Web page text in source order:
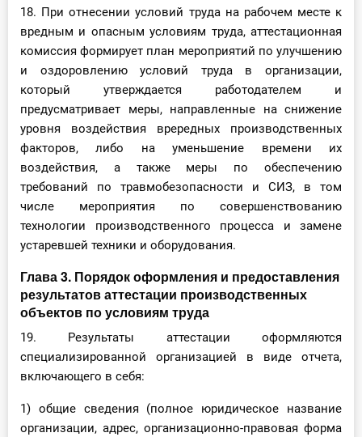
18. При отнесении условий труда на рабочем месте к
вредным и опасным условиям труда, аттестационная
комиссия формирует план мероприятий по улучшению
и оздоровлению условий труда в организации,
который утверждается работодателем и
предусматривает меры, направленные на снижение
уровня воздействия врередных производственных
факторов, либо на уменьшение времени их
воздействия, а также меры по обеспечению
требований по травмобезопасности и СИЗ, в том
числе мероприятия по совершенствованию
технологии производственного процесса и замене
устаревшей техники и оборудования.
Глава 3. Порядок оформления и предоставления
результатов аттестации производственных
объектов по условиям труда
19. Результаты аттестации оформляются
специализированной организацией в виде отчета,
включающего в себя:
1) общие сведения (полное юридическое название
организации, адрес, организационно-правовая форма